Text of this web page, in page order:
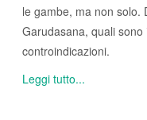
le gambe, ma non solo.
Garudasana, quali
controindicazioni.
Leggi tutto...